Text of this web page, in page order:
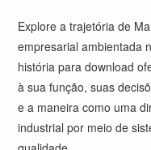
Explore a trajetória de
empresarial ambientada
história para download
à sua função, suas
e a maneira como uma
industrial por meio de